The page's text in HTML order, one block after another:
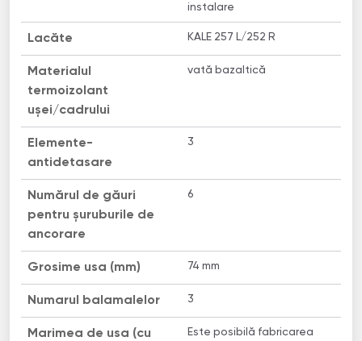
instalare
Lacăte KALE 257 L/252 R
Materialul
termoizolant
uşei/cadrului
vată bazaltică
Elemente-
antidetasare
3
Numărul de găuri
pentru șuruburile de
ancorare
6
Grosime usa (mm) 74 mm
Numarul balamalelor 3
Marimea de usa (cu
Este posibilă fabricarea